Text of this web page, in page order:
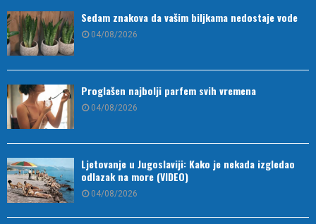
Sedam znakova da vašim biljkama nedostaje vode
04/08/2026
Proglašen najbolji parfem svih vremena
04/08/2026
Ljetovanje u Jugoslaviji: Kako je nekada izgledao
odlazak na more (VIDEO)
04/08/2026